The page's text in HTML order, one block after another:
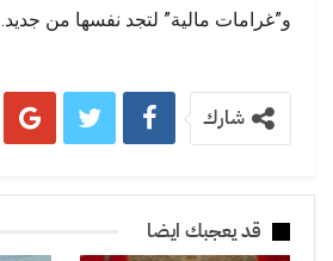
و”غرامات مالية” لتجد نفسها من جديد.
شارك
قد يعجبك ايضا